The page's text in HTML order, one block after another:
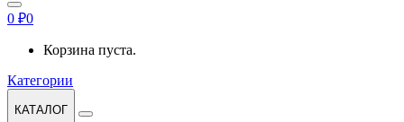
0 ₽0
Корзина пуста.
Категории
КАТАЛОГ